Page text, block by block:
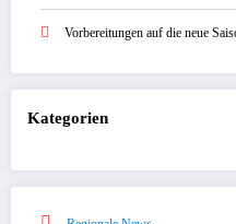
Vorbereitungen auf die neue
Kategorien